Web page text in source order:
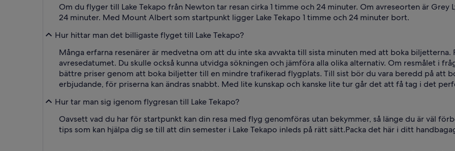
Om du flyger till Lake Tekapo från Newton tar resan cirka 1 timme och 24 minuter. Om avreseorten är Grey
24 minuter. Med Mount Albert som startpunkt ligger Lake Tekapo 1 timme och 24 minuter bort.
Hur hittar man det billigaste flyget till Lake Tekapo?
Många erfarna resenärer är medvetna om att du inte ska avvakta till sista minuten med att boka
avresedatumet. Du skulle också kunna utvidga sökningen och jämföra alla olika alternativ. Om resmålet i
bättre priser genom att boka biljetter till en mindre trafikerad flygplats. Till sist bör du vara beredd på att
erbjudande, för priserna kan ändras snabbt. Med lite kunskap och kanske lite tur går det att få tag i det
Hur tar man sig igenom flygresan till Lake Tekapo?
Oavsett vad du har för startpunkt kan din resa med flyg genomföras utan bekymmer, så länge du är väl
tips som kan hjälpa dig se till att din semester i Lake Tekapo inleds på rätt sätt.Packa det här i ditt